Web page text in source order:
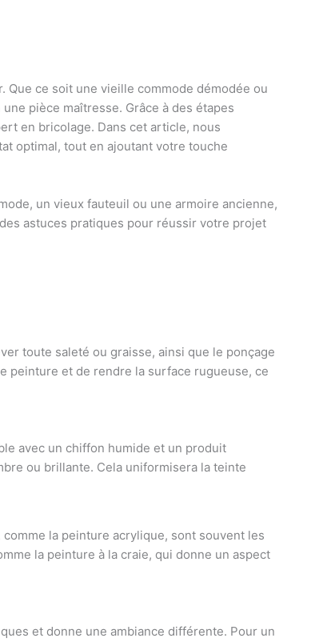
ce soit une vieille commode démodée ou
pièce maîtresse. Grâce à des étapes
en bricolage. Dans cet article, nous
optimal, tout en ajoutant votre touche
un vieux fauteuil ou une armoire ancienne,
astuces pratiques pour réussir votre projet
toute saleté ou graisse, ainsi que le ponçage
peinture et de rendre la surface rugueuse, ce
avec un chiffon humide et un produit
ou brillante. Cela uniformisera la teinte
la peinture acrylique, sont souvent les
la peinture à la craie, qui donne un aspect
et donne une ambiance différente. Pour un